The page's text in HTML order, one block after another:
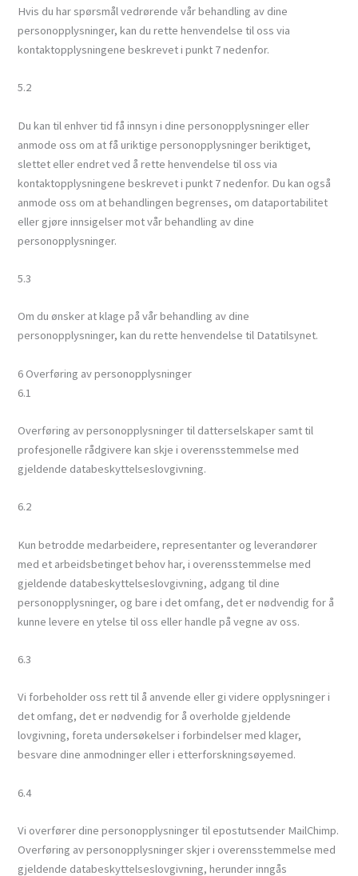
Hvis du har spørsmål vedrørende vår behandling av dine
personopplysninger, kan du rette henvendelse til oss via
kontaktopplysningene beskrevet i punkt 7 nedenfor.
5.2
Du kan til enhver tid få innsyn i dine personopplysninger eller
anmode oss om at få uriktige personopplysninger beriktiget,
slettet eller endret ved å rette henvendelse til oss via
kontaktopplysningene beskrevet i punkt 7 nedenfor. Du kan også
anmode oss om at behandlingen begrenses, om dataportabilitet
eller gjøre innsigelser mot vår behandling av dine
personopplysninger.
5.3
Om du ønsker at klage på vår behandling av dine
personopplysninger, kan du rette henvendelse til Datatilsynet.
6 Overføring av personopplysninger
6.1
Overføring av personopplysninger til datterselskaper samt til
profesjonelle rådgivere kan skje i overensstemmelse med
gjeldende databeskyttelseslovgivning.
6.2
Kun betrodde medarbeidere, representanter og leverandører
med et arbeidsbetinget behov har, i overensstemmelse med
gjeldende databeskyttelseslovgivning, adgang til dine
personopplysninger, og bare i det omfang, det er nødvendig for å
kunne levere en ytelse til oss eller handle på vegne av oss.
6.3
Vi forbeholder oss rett til å anvende eller gi videre opplysninger i
det omfang, det er nødvendig for å overholde gjeldende
lovgivning, foreta undersøkelser i forbindelser med klager,
besvare dine anmodninger eller i etterforskningsøyemed.
6.4
Vi overfører dine personopplysninger til epostutsender MailChimp.
Overføring av personopplysninger skjer i overensstemmelse med
gjeldende databeskyttelseslovgivning, herunder inngås